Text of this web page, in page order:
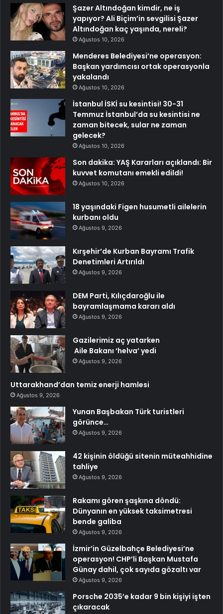
Şazer Altındoğan kimdir, ne iş
yapıyor? Ali Biçim’in sevgilisi Şazer
Altındoğan kaç yaşında, nereli?
Ağustos 10, 2026
Menderes Belediyesi’ne operasyon:
Başkan yardımcısı ortak operasyonla
yakalandı
Ağustos 10, 2026
İstanbul İSKİ su kesintisi! 30-31
Temmuz İstanbul’da su kesintisi ne
zaman bitecek, sular ne zaman
gelecek?
Ağustos 10, 2026
Son dakika: YAŞ Kararları açıklandı: Bir
kuvvet komutanı emekli edildi!
Ağustos 10, 2026
18 yaşındaki Figen husumetli ailelerin
kurbanı oldu
Ağustos 9, 2026
Kırşehir’de Kurban Bayramı Trafik
Denetimleri Artırıldı
Ağustos 9, 2026
DEM Parti, Kılıçdaroğlu ile
bayramlaşmama kararı aldı
Ağustos 9, 2026
Gazilerimiz aç yatarken
Aile Bakanı ‘helva’ yedi
Ağustos 9, 2026
Uttarakhand’dan temiz enerji hamlesi
Ağustos 9, 2026
Yunan Başbakan Türk turistleri
görünce…
Ağustos 9, 2026
42 kişinin öldüğü sitenin müteahhidine
tahliye
Ağustos 9, 2026
Rakamı gören şaşkına döndü:
Dünyanın en yüksek taksimetresi
bende galiba
Ağustos 9, 2026
İzmir’in Güzelbahçe Belediyesi’ne
operasyon! CHP’li Başkan Mustafa
Günay dahil, çok sayıda gözaltı var
Ağustos 9, 2026
Porsche 2035’e kadar 9 bin kişiyi işten
çıkaracak